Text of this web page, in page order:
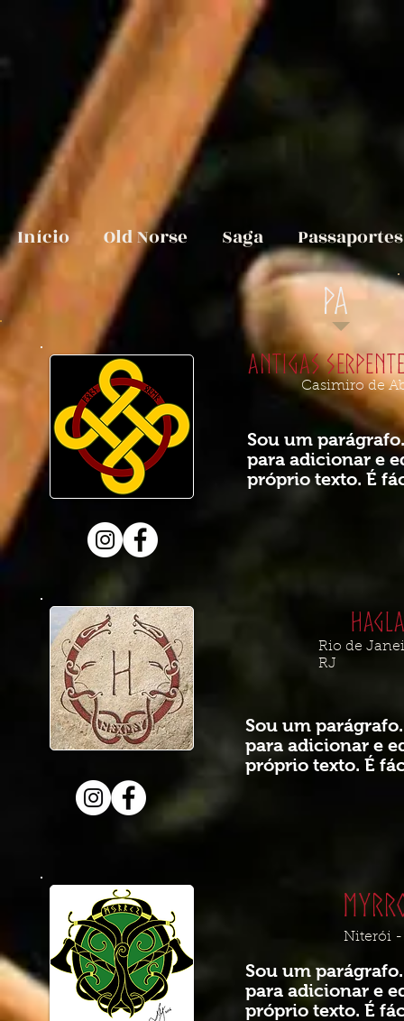
Início Old Norse Saga Passaportes
Antigas
Casimiro de
Sou um
para adicionar e
próprio texto. É
Rio de
RJ
Sou um
para adicionar e
próprio texto. É
Niterói -
Sou um
para adicionar e
próprio texto. É
PA